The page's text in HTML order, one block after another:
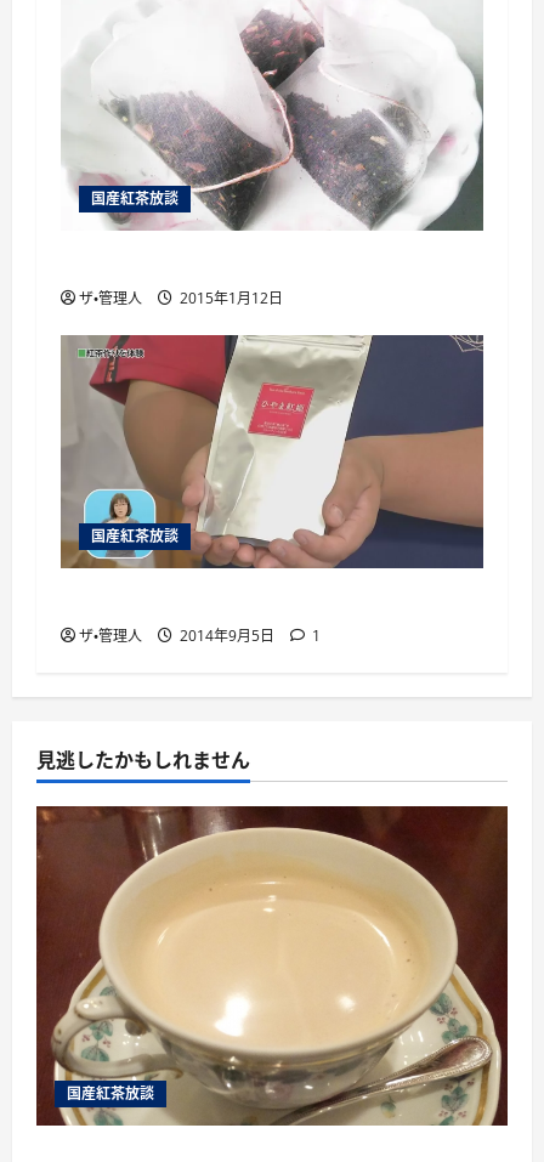
国産紅茶放談
ザ・管理人 2015年1月12日
国産紅茶放談
ザ・管理人 2014年9月5日 1
見逃したかもしれません
国産紅茶放談